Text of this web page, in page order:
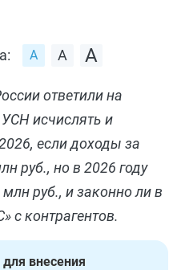
ответили на
исчислять и
если доходы за
руб., но в 2026 году
руб., и законно ли в
с контрагентов.
внесения